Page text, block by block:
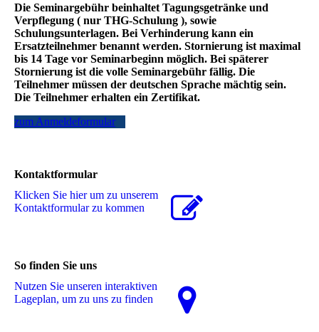
Die Seminargebühr beinhaltet Tagungsgetränke und
Verpflegung ( nur THG-Schulung ), sowie
Schulungsunterlagen. Bei Verhinderung kann ein
Ersatzteilnehmer benannt werden. Stornierung ist maximal
bis 14 Tage vor Seminarbeginn möglich. Bei späterer
Stornierung ist die volle Seminargebühr fällig. Die
Teilnehmer müssen der deutschen Sprache mächtig sein.
Die Teilnehmer erhalten ein Zertifikat.
zum Anmeldeformular
Kontaktformular
Klicken Sie hier um zu unserem
Kon­takt­for­mu­lar zu kommen
So finden Sie uns
Nutzen Sie unseren interaktiven
La­ge­plan, um zu uns zu finden